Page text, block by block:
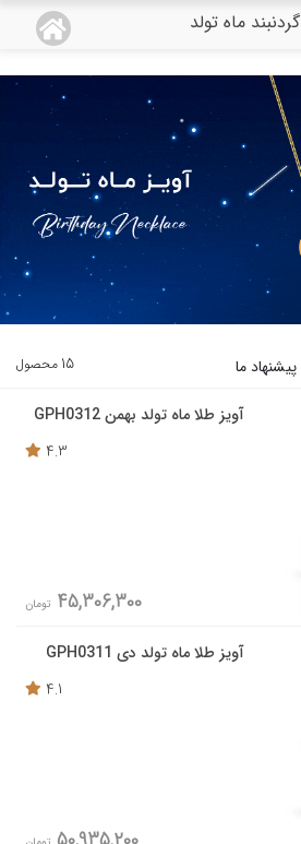
گردنبند ماه تولد
منو
پیشنهاد ما 15 محصول
آویز طلا ماه تولد بهمن GPH0312
4.3
45,306,300 تومان
آویز طلا ماه تولد دی GPH0311
4.1